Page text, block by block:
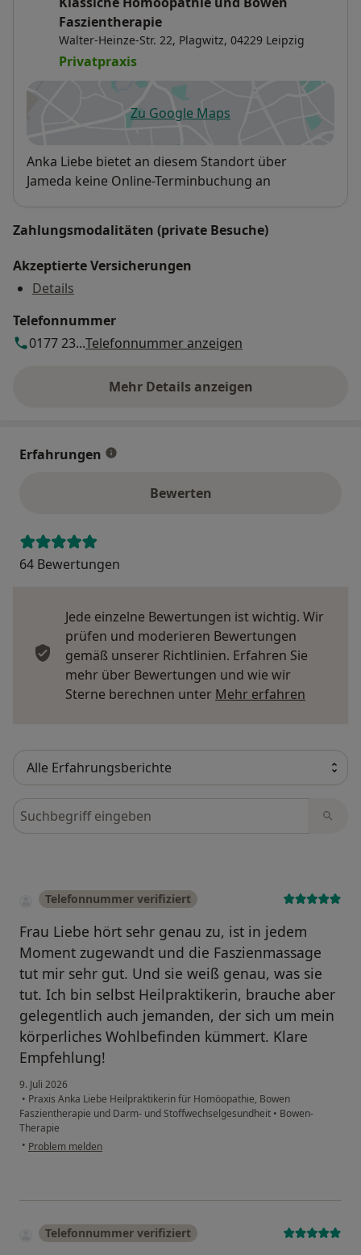
Faszientherapie
Walter-Heinze-Str. 22, Plagwitz, 04229 Leipzig
Privatpraxis
Zu Google Mapsöffnet in einer neuen
Verfügbarkeit
Anka Liebe bietet an diesem Standort über
Jameda keine Online-Terminbuchung an
Zahlungsmodalitäten (private Besuche)
Akzeptierte Versicherungen
Details
Telefonnummer
0177 23...Telefonnummer anzeigen
Mehr Details anzeigen
über die Adresse
Erfahrungen
Bewerten
64 Bewertungen
Jede einzelne Bewertungen ist wichtig. Wir
prüfen und moderieren Bewertungen
gemäß unserer Richtlinien. Erfahren Sie
mehr über Bewertungen und wie wir
Sterne berechnen unter Mehr erfahren
Bewertungen durchsuchen
Telefonnummer verifiziert
Frau Liebe hört sehr genau zu, ist in jedem
Moment zugewandt und die Faszienmassage
tut mir sehr gut. Und sie weiß genau, was sie
tut. Ich bin selbst Heilpraktikerin, brauche aber
gelegentlich auch jemanden, der sich um mein
körperliches Wohlbefinden kümmert. Klare
Empfehlung!
9. Juli 2026
• Praxis Anka Liebe Heilpraktikerin für Homöopathie, Bowen
Faszientherapie und Darm- und Stoffwechselgesundheit • Bowen-
Therapie
• Problem melden
Telefonnummer verifiziert